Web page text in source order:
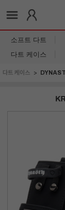
소프트 다트
다트 케이스
다트 케이스